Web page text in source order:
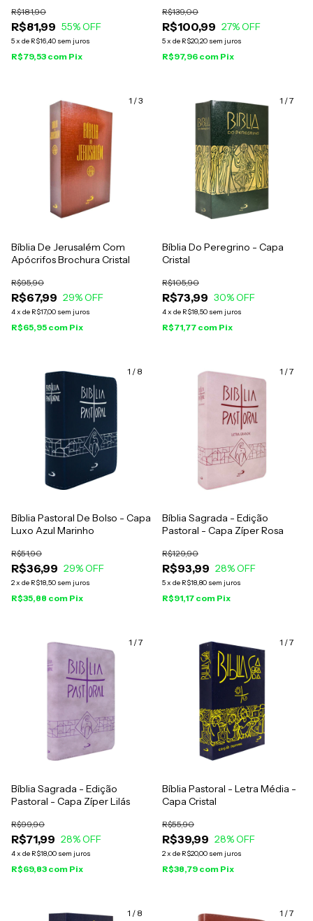
R$81,99
R$181,90
55% OFF
5x de R$16,40 sem juros
R$79,53 com Pix
R$100,99
R$139,00
27% OFF
5x de R$20,20 sem juros
R$97,96 com Pix
1 /3
Bíblia De Jerusalém Com
Apócrifos Brochura Cristal
R$67,99
R$95,90
29% OFF
4x de R$17,00 sem juros
R$65,95 com Pix
1 /7
Bíblia Do Peregrino - Capa
Cristal
R$73,99
R$105,90
30% OFF
4x de R$18,50 sem juros
R$71,77 com Pix
1 / 8
Bíblia Pastoral De Bolso - Capa
Luxo Azul Marinho
R$36,99
R$51,90
29% OFF
2x de R$18,50 sem juros
R$35,88 com Pix
1 /7
Bíblia Sagrada - Edição
Pastoral - Capa Zíper Rosa
R$93,99
R$129,90
28% OFF
5x de R$18,80 sem juros
R$91,17 com Pix
1 /7
Bíblia Sagrada - Edição
Pastoral - Capa Zíper Lilás
R$71,99
R$99,90
28% OFF
4x de R$18,00 sem juros
R$69,83 com Pix
1 /7
Bíblia Pastoral - Letra Média -
Capa Cristal
R$39,99
R$55,90
28% OFF
2x de R$20,00 sem juros
R$38,79 com Pix
1 / 8 1 /7